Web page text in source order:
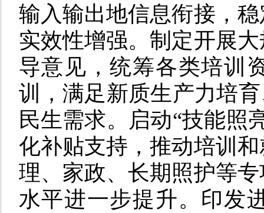
输入输出地信息衔接，
实效性增强。制定开展
导意见，统筹各类培训
训，满足新质生产力培
民生需求。启动“技能照
化补贴支持，推动培训
理、家政、长期照护等
水平进一步提升。印发